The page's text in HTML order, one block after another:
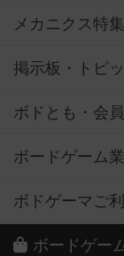
メカニクス特集
掲示板・トピ
ボドとも・会
ボードゲーム
ボドゲーマご
ボードゲー